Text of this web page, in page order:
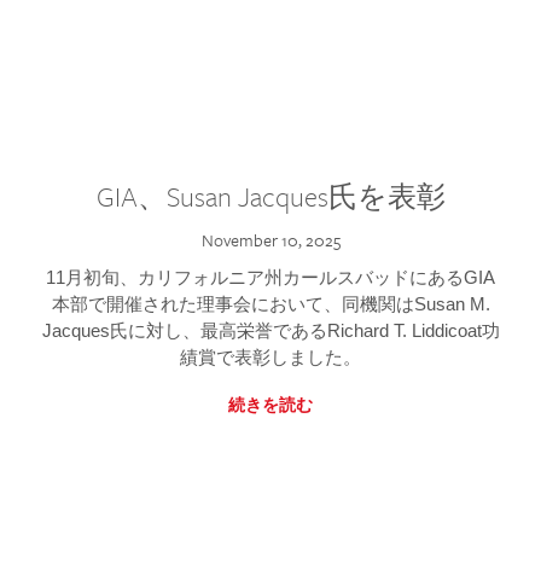
GIA、Susan Jacques氏を表彰
November 10, 2025
11月初旬、カリフォルニア州カールスバッドにあるGIA
本部で開催された理事会において、同機関はSusan M.
Jacques氏に対し、最高栄誉であるRichard T. Liddicoat功
績賞で表彰しました。
続きを読む